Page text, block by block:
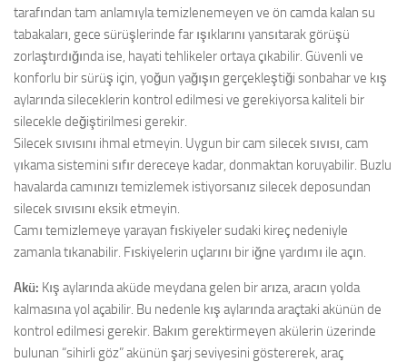
tarafından tam anlamıyla temizlenemeyen ve ön camda kalan su
tabakaları, gece sürüşlerinde far ışıklarını yansıtarak görüşü
zorlaştırdığında ise, hayati tehlikeler ortaya çıkabilir. Güvenli ve
konforlu bir sürüş için, yoğun yağışın gerçekleştiği sonbahar ve kış
aylarında sileceklerin kontrol edilmesi ve gerekiyorsa kaliteli bir
silecekle değiştirilmesi gerekir.
Silecek sıvısını ihmal etmeyin. Uygun bir cam silecek sıvısı, cam
yıkama sistemini sıfır dereceye kadar, donmaktan koruyabilir. Buzlu
havalarda camınızı temizlemek istiyorsanız silecek deposundan
silecek sıvısını eksik etmeyin.
Camı temizlemeye yarayan fıskiyeler sudaki kireç nedeniyle
zamanla tıkanabilir. Fıskiyelerin uçlarını bir iğne yardımı ile açın.
Akü: Kış aylarında aküde meydana gelen bir arıza, aracın yolda
kalmasına yol açabilir. Bu nedenle kış aylarında araçtaki akünün de
kontrol edilmesi gerekir. Bakım gerektirmeyen akülerin üzerinde
bulunan “sihirli göz” akünün şarj seviyesini göstererek, araç